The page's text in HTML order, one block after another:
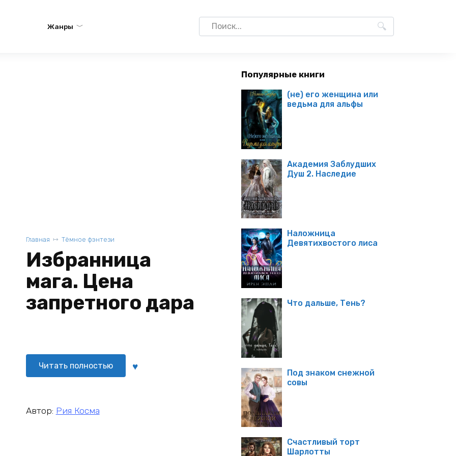
Жанры
Search
for:
Главная Тёмное фэнтези
Избранница
мага. Цена
запретного дара
Читать полностью
Автор: Рия Косма
Популярные книги
(не) его женщина или
ведьма для альфы
Академия Заблудших
Душ 2. Наследие
Наложница
Девятихвостого лиса
Что дальше, Тень?
Под знаком снежной
совы
Счастливый торт
Шарлотты